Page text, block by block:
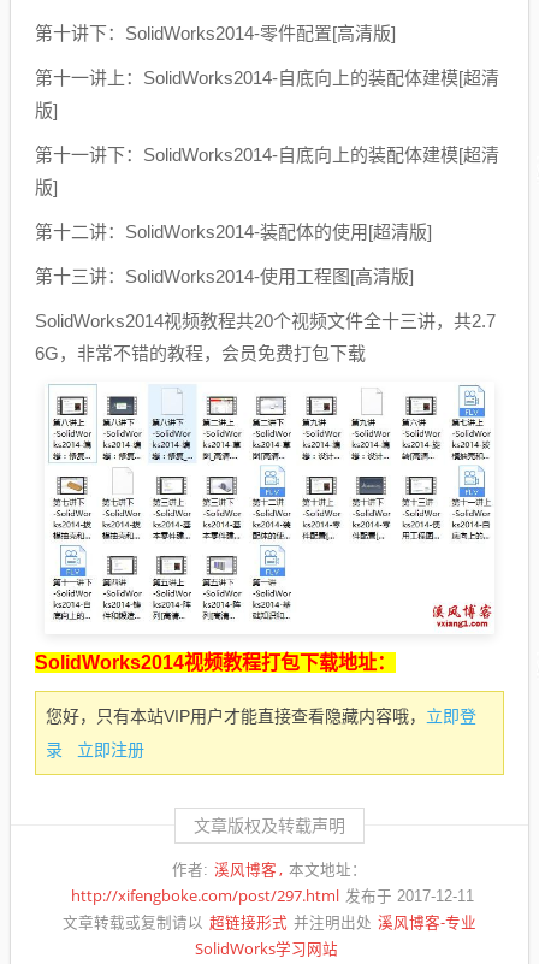
第十讲下：SolidWorks2014-零件配置[高清版]
第十一讲上：SolidWorks2014-自底向上的装配体建模[超清
版]
第十一讲下：SolidWorks2014-自底向上的装配体建模[超清
版]
第十二讲：SolidWorks2014-装配体的使用[超清版]
第十三讲：SolidWorks2014-使用工程图[高清版]
SolidWorks2014视频教程共20个视频文件全十三讲，共2.7
6G，非常不错的教程，会员免费打包下载
SolidWorks2014视频教程打包下载地址：
您好，只有本站VIP用户才能直接查看隐藏内容哦， 立即登
录
立即注册
文章版权及转载声明
作者: 溪风博客 本文地址：
http://xifengboke.com/post/297.html 发布于 2017-12-11
文章转载或复制请以 超链接形式 并注明出处 溪风博客-专业
SolidWorks学习网站